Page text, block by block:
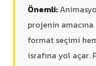
Önemli:
projenin amacına
format seçimi
israfına yol açar.